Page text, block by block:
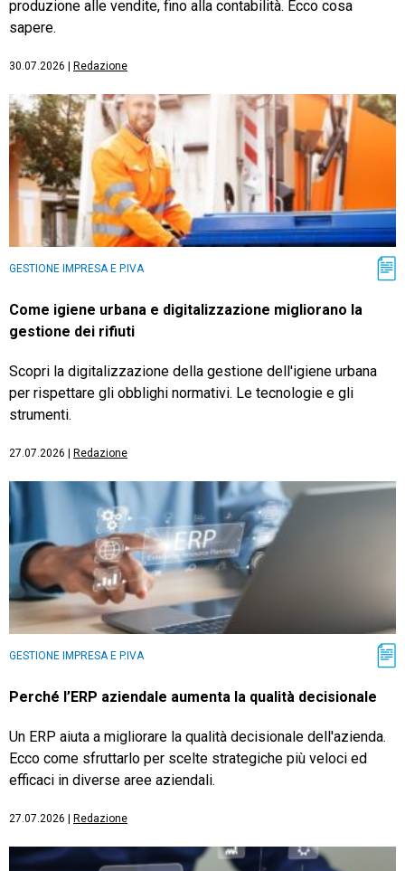
produzione alle vendite, fino alla contabilità. Ecco cosa
sapere.
30.07.2026 Redazione
GESTIONE IMPRESA E P.IVA
Come igiene urbana e digitalizzazione migliorano la
gestione dei rifiuti
Scopri la digitalizzazione della gestione dell'igiene urbana
per rispettare gli obblighi normativi. Le tecnologie e gli
strumenti.
27.07.2026 Redazione
GESTIONE IMPRESA E P.IVA
Perché l’ERP aziendale aumenta la qualità decisionale
Un ERP aiuta a migliorare la qualità decisionale dell'azienda.
Ecco come sfruttarlo per scelte strategiche più veloci ed
efficaci in diverse aree aziendali.
27.07.2026 Redazione